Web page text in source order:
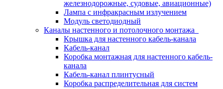
железнодорожные, судовые, авиационные)
Лампа с инфракрасным излучением
Модуль светодиодный
Каналы настенного и потолочного монтажа
Крышка для настенного кабель-канала
Кабель-канал
Коробка монтажная для настенного кабель-
канала
Кабель-канал плинтусный
Коробка распределительная для систем